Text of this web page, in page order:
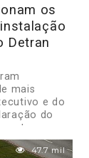
os
Detran
mais
e do
do
47.7 mil